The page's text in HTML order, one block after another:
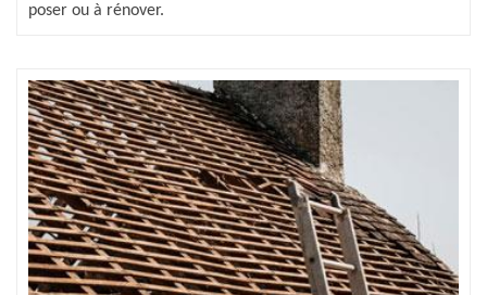
poser ou à rénover.